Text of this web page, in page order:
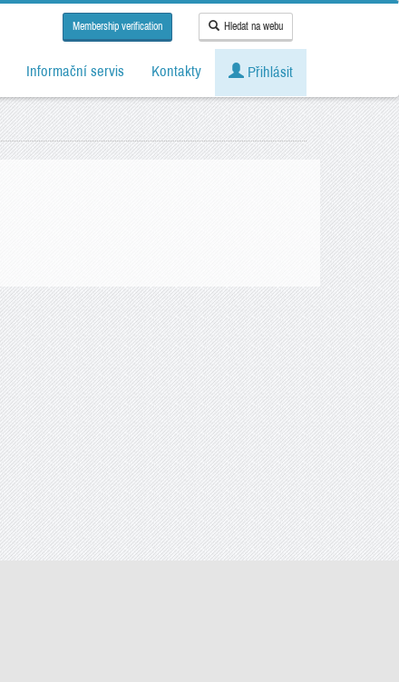
Membership verification Hledat na webu
Informační servis Kontakty Přihlásit